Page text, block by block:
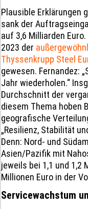
Plausible Erklärungen
sank der
auf 3,6 Milliarden
2023 der
Thyssenkrupp Steel
gewesen. Fernandez:
Jahr wiederholen.“
Durchschnitt der
diesem Thema hoben
geografische
„Resilienz, Stabilität
Denn: Nord- und
Asien/Pazifik mit
jeweils bei 1,1 und 1,2
Millionen Euro in der
Servicewachstum